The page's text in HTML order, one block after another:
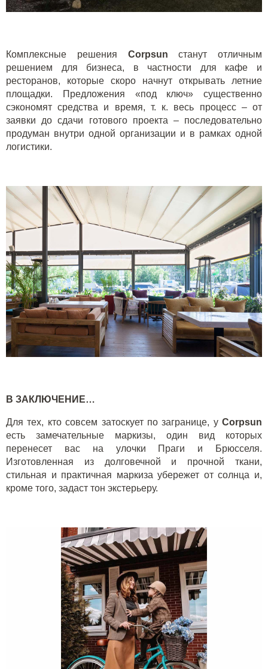
Комплексные решения Corpsun
станут отличным
решением для бизнеса, в частности для кафе и
ресторанов, которые скоро начнут открывать летние
площадки. Предложения «под ключ» существенно
сэкономят средства и время, т. к. весь процесс – от
заявки до сдачи готового проекта – последовательно
продуман внутри одной организации и в рамках одной
логистики.
В ЗАКЛЮЧЕНИЕ…
Для тех, кто совсем затоскует по загранице, у Corpsun
есть замечательные маркизы, один вид которых
перенесет вас на улочки Праги и Брюсселя.
Изготовленная из долговечной и прочной ткани,
стильная и практичная маркиза убережет от солнца и,
кроме того, задаст тон экстерьеру.